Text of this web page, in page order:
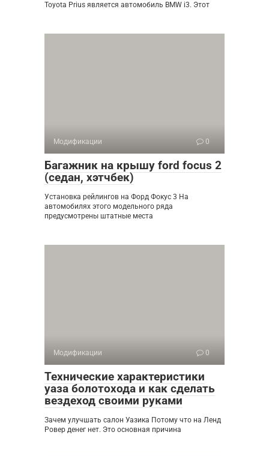
Toyota Prius является автомобиль BMW i3. Этот
Модификации 0
Багажник на крышу ford focus 2
(седан, хэтчбек)
Установка рейлингов на Форд Фокус 3 На
автомобилях этого модельного ряда
предусмотрены штатные места
Модификации 0
Технические характеристики
уаза болотохода и как сделать
вездеход своими руками
Зачем улучшать салон Уазика Потому что на Ленд
Ровер денег нет. Это основная причина